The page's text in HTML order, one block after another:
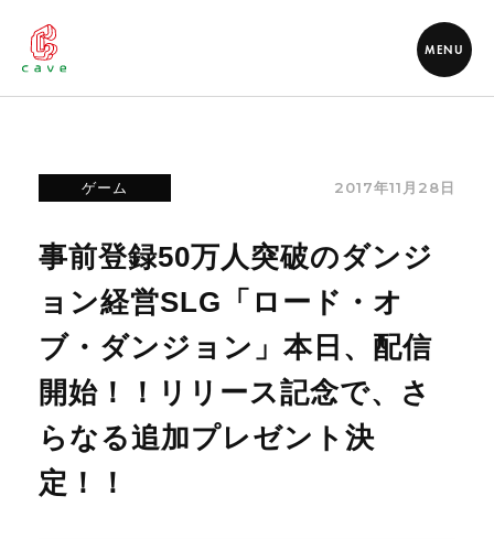
MENU
ゲーム 2017年11月28日
事前登録50万人突破のダンジ
ョン経営SLG「ロード・オ
ブ・ダンジョン」本日、配信
開始！！リリース記念で、さ
らなる追加プレゼント決
定！！